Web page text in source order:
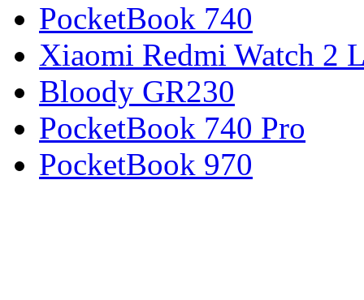
PocketBook 740
Xiaomi Redmi Watch 2
Bloody GR230
PocketBook 740 Pro
PocketBook 970